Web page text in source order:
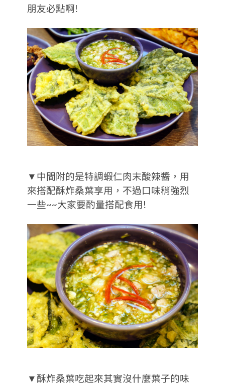
朋友必點啊!
▼中間附的是特調蝦仁肉末酸辣醬，用
來搭配酥炸桑葉享用，不過口味稍強烈
一些~~大家要酌量搭配食用!
▼酥炸桑葉吃起來其實沒什麼葉子的味